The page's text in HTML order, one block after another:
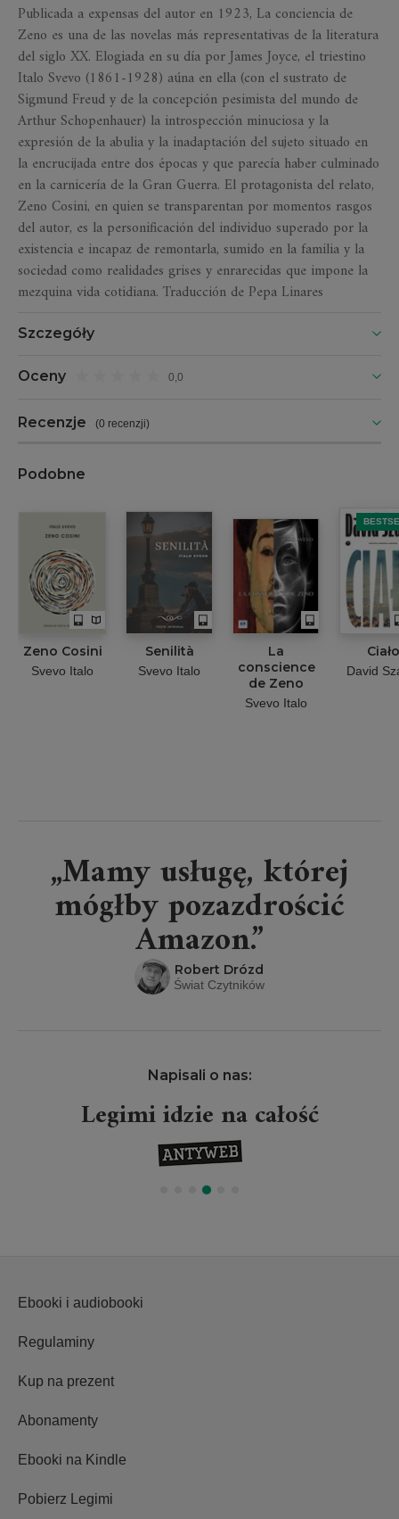
Publicada a expensas del autor en 1923, La conciencia de
Zeno es una de las novelas más representativas de la literatura
del siglo XX. Elogiada en su día por James Joyce, el triestino
Italo Svevo (1861-1928) aúna en ella (con el sustrato de
Sigmund Freud y de la concepción pesimista del mundo de
Arthur Schopenhauer) la introspección minuciosa y la
expresión de la abulia y la inadaptación del sujeto situado en
la encrucijada entre dos épocas y que parecía haber culminado
en la carnicería de la Gran Guerra. El protagonista del relato,
Zeno Cosini, en quien se transparentan por momentos rasgos
del autor, es la personificación del individuo superado por la
existencia e incapaz de remontarla, sumido en la familia y la
sociedad como realidades grises y enrarecidas que impone la
mezquina vida cotidiana. Traducción de Pepa Linares
Szczegóły
Oceny 0,0
Recenzje (0 recenzji)
Podobne
Zeno Cosini
Svevo Italo
Senilità
Svevo Italo
La
conscience
de Zeno
Svevo Italo
Ciało
David
„Mamy usługę, której
mógłby pozazdrościć
Amazon.”
Robert Drózd
Świat Czytników
Napisali o nas:
Legimi idzie na całość
Ebooki i audiobooki
Regulaminy
Kup na prezent
Abonamenty
Ebooki na Kindle
Pobierz Legimi